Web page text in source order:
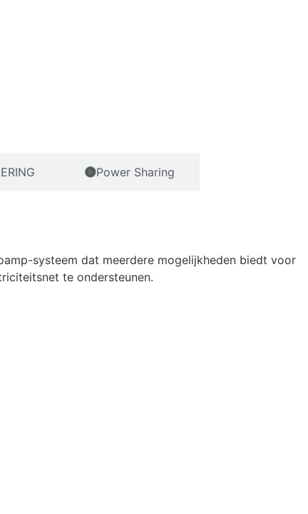
Power Sharing
systeem dat meerdere mogelijkheden biedt voor
net te ondersteunen.